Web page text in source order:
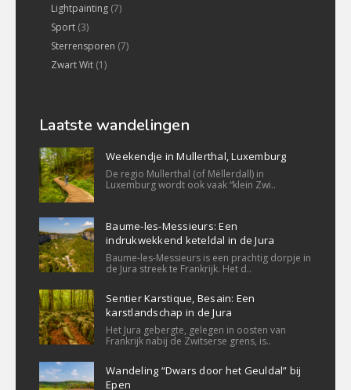
Lightpainting (7)
Sport (3)
Sterrensporen (7)
Zwart Wit (1)
Laatste wandelingen
Weekendje in Mullerthal, Luxemburg
De regio Mullerthal (of Mëllerdall) in
Luxemburg wordt ook vaak “klein Zwi..
Baume-les-Messieurs: Een
indrukwekkend keteldal in de Jura
Baume-les-Messieurs is een prachtig dorpje in
de Jura streek te Frankrijk. Het d..
Sentier Karstique, Besain: Een
karstlandschap in de Jura
Het Jura gebergte, gelegen in oosten van
Frankrijk nabij de Zwitserse grens, is..
Wandeling “Dwars door het Geuldal” bij
Epen